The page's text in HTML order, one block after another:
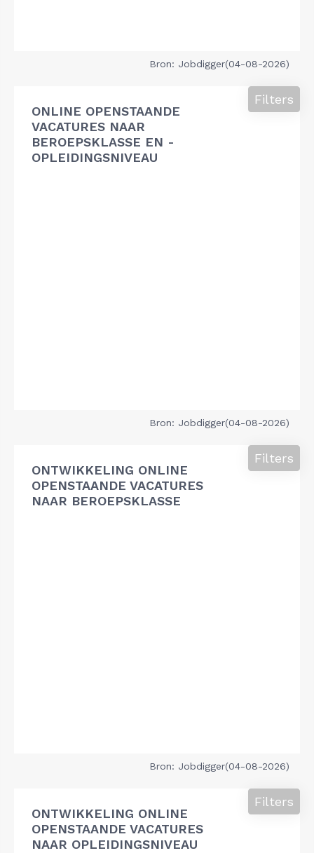
Bron: Jobdigger(04-08-2026)
ONLINE OPENSTAANDE
VACATURES NAAR
BEROEPSKLASSE EN -
OPLEIDINGSNIVEAU
Filters
Bron: Jobdigger(04-08-2026)
ONTWIKKELING ONLINE
OPENSTAANDE VACATURES
NAAR BEROEPSKLASSE
Filters
Bron: Jobdigger(04-08-2026)
ONTWIKKELING ONLINE
OPENSTAANDE VACATURES
NAAR OPLEIDINGSNIVEAU
Filters